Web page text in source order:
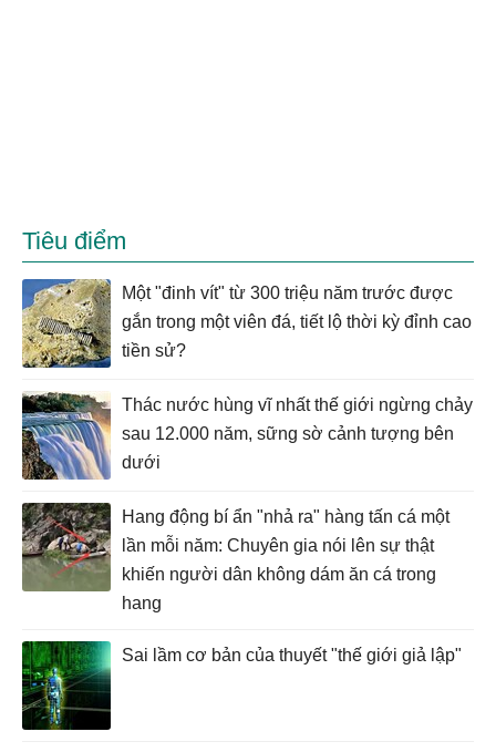
Tiêu điểm
Một "đinh vít" từ 300 triệu năm trước được
gắn trong một viên đá, tiết lộ thời kỳ đỉnh cao
tiền sử?
Thác nước hùng vĩ nhất thế giới ngừng chảy
sau 12.000 năm, sững sờ cảnh tượng bên
dưới
Hang động bí ẩn "nhả ra" hàng tấn cá một
lần mỗi năm: Chuyên gia nói lên sự thật
khiến người dân không dám ăn cá trong
hang
Sai lầm cơ bản của thuyết "thế giới giả lập"